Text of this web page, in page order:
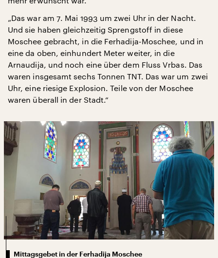
„Das war am 7. Mai 1993 um zwei Uhr in der Nacht.
Und sie haben gleichzeitig Sprengstoff in diese
Moschee gebracht, in die Ferhadija-Moschee, und in
eine da oben, einhundert Meter weiter, in die
Arnaudija, und noch eine über dem Fluss Vrbas. Das
waren insgesamt sechs Tonnen TNT. Das war um zwei
Uhr, eine riesige Explosion. Teile von der Moschee
waren überall in der Stadt.“
Mittagsgebet in der Ferhadija Moschee